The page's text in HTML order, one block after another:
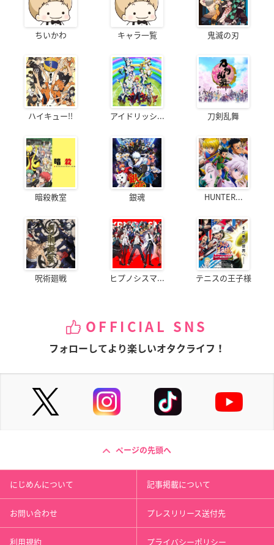
ちいかわ キャラ一覧 鬼滅の刃
ハイキュー!! アイドリッシ... 刀剣乱舞
暗殺教室 銀魂 HUNTER...
呪術廻戦 ヒプノシスマ... テニスの王子様
OFFICIAL SNS
フォローしてより楽しいオタクライフ！
ページの先頭へ
にじめんについて 記事掲載について
お問い合わせ プレスリリース送付先
利用規約 プライバシーポリシー